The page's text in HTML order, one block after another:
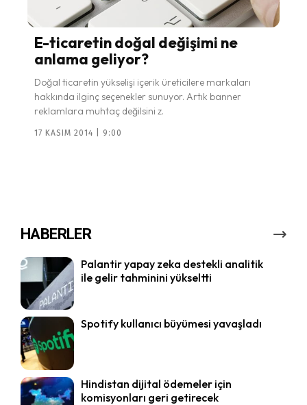
E-ticaretin doğal değişimi ne
anlama geliyor?
Doğal ticaretin yükselişi içerik üreticilere markaları
hakkında ilginç seçenekler sunuyor. Artık banner
reklamlara muhtaç değilsini z.
17 KASIM 2014 | 9:00
HABERLER
Palantir yapay zeka destekli analitik
ile gelir tahminini yükseltti
Spotify kullanıcı büyümesi yavaşladı
Hindistan dijital ödemeler için
komisyonları geri getirecek